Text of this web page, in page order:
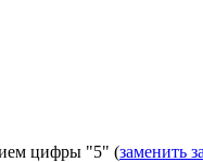
цифры "5" (заменить